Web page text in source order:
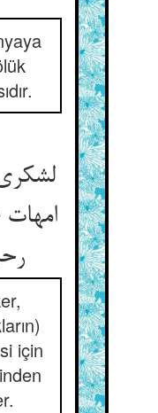
رحم روید نبات‌‌
için